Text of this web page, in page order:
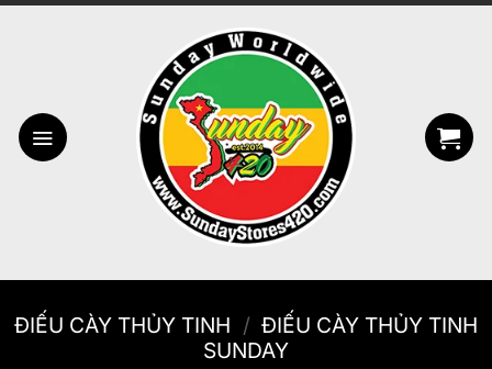
Bỏ
ĐIẾU CÀY THỦY TINH / ĐIẾU CÀY THỦY TINH
SUNDAY